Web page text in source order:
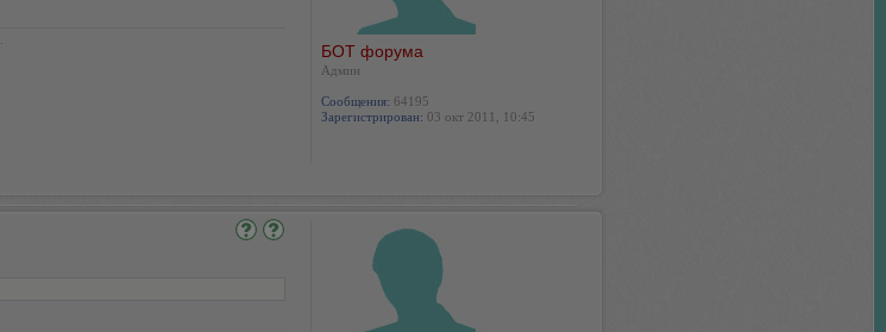
БОТ форума
Админ
Сообщения: 64195
Зарегистрирован: 03 окт 2011, 10:45